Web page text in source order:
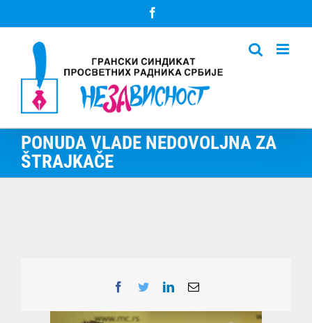
to
PONUDA VLADE NEDOVOLJNA ZA
ŠTRAJKAČE
Facebook
TwitterLinkedInEmail